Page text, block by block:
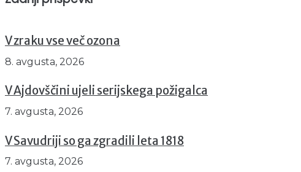
V zraku vse več ozona
8. avgusta, 2026
V Ajdovščini ujeli serijskega požigalca
7. avgusta, 2026
V Savudriji so ga zgradili leta 1818
7. avgusta, 2026